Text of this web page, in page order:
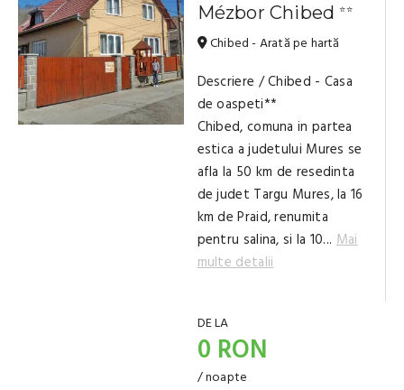
Mézbor Chibed ⭐⭐
Chibed - Arată pe hartă
Descriere / Chibed - Casa
de oaspeti**
Chibed, comuna in partea
estica a judetului Mures se
afla la 50 km de resedinta
de judet Targu Mures, la 16
km de Praid, renumita
pentru salina, si la 10... Mai
multe detalii
DE LA
0 RON
/ noapte